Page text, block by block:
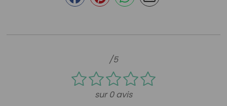
/5
sur 0 avis